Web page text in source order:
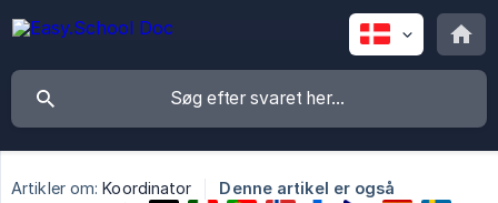
Artikler om: Koordinator
Denne artikel er også